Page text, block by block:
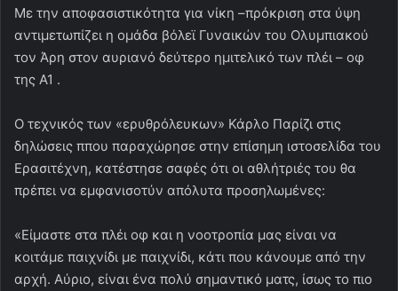
Με την αποφασιστικότητα για νίκη –πρόκριση στα ύψη
αντιμετωπίζει η ομάδα βόλεϊ Γυναικών του Ολυμπιακού
τον Άρη στον αυριανό δεύτερο ημιτελικό των πλέι – οφ
της Α1 .
Ο τεχνικός των «ερυθρόλευκων» Κάρλο Παρίζι στις
δηλώσεις ππου παραχώρησε στην επίσημη ιστοσελίδα του
Ερασιτέχνη, κατέστησε σαφές ότι οι αθλήτριές του θα
πρέπει να εμφανισοτύν απόλυτα προσηλωμένες:
«Είμαστε στα πλέι οφ και η νοοτροπία μας είναι να
κοιτάμε παιχνίδι με παιχνίδι, κάτι που κάνουμε από την
αρχή. Αύριο, είναι ένα πολύ σημαντικό ματς, ίσως το πιο